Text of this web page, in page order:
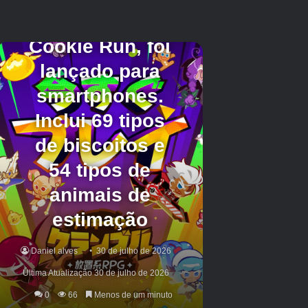
o combo de golpes do jogador aumenta, os
avisos “Seu destino aguarda”, “O segredo está
próximo” e “Quase lá” aparecem logo acima do
medidor de Fúria dos Titãs. Nota: este site não
existe mais, então não há razão para visitar o
URL.
Mini-Jogo Sexual
Um pouco depois da área de Rhodes, a
primeira área do jogo, você descerá para uma
área de banho/sauna. Em vez de continuar e
mergulhar, pule para fora da água e vá para a
área ao redor. Devem haver duas telas que são
quebráveis. Atrás de uma das telas, há duas
mulheres topless.